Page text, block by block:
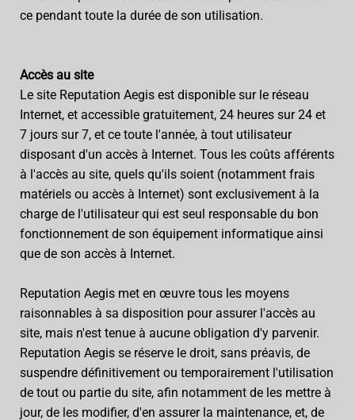
ce pendant toute la durée de son utilisation.
Accès au site
Le site Reputation Aegis est disponible sur le réseau
Internet, et accessible gratuitement, 24 heures sur 24 et
7 jours sur 7, et ce toute l'année, à tout utilisateur
disposant d'un accès à Internet. Tous les coûts afférents
à l'accès au site, quels qu'ils soient (notamment frais
matériels ou accès à Internet) sont exclusivement à la
charge de l'utilisateur qui est seul responsable du bon
fonctionnement de son équipement informatique ainsi
que de son accès à Internet.
Reputation Aegis met en œuvre tous les moyens
raisonnables à sa disposition pour assurer l'accès au
site, mais n'est tenue à aucune obligation d'y parvenir.
Reputation Aegis se réserve le droit, sans préavis, de
suspendre définitivement ou temporairement l'utilisation
de tout ou partie du site, afin notamment de les mettre à
jour, de les modifier, d'en assurer la maintenance, et, de